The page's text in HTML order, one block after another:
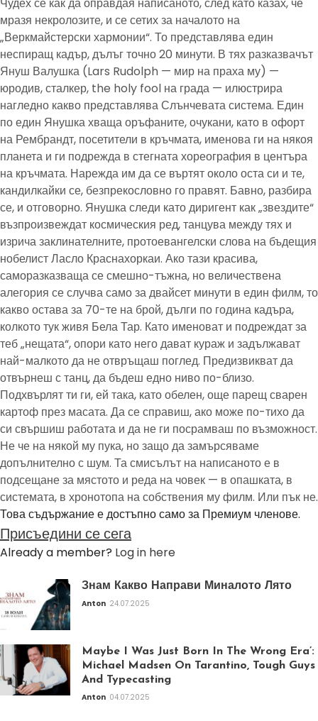
мразя некролозите, и се сетих за началото на
„Веркмайстерски хармонии“. То представлява един
неспиращ кадър, дълъг точно 20 минути. В тях разказвачът
Януш Валушка (Lars Rudolph — мир на праха му) —
юродив, сталкер, the holy fool на града — илюстрира
нагледно какво представлява Слънчевата система. Един
по един Янушка хваща оръфаните, очукани, като в офорт
на Рембрандт, посетители в кръчмата, именова ги на някоя
планета и ги подрежда в стегната хореография в центъра
на кръчмата. Нарежда им да се въртят около оста си и те,
кандилкайки се, безпрекословно го правят. Бавно, разбира
се, и отговорно. Янушка следи като диригент как „звездите“
възпроизвеждат космическия ред, танцува между тях и
изрича заклинателните, протоевангелски слова на бъдещия
нобелист Ласло Краснахоркаи. Ако тази красива,
саморазказваща се смешно-тъжна, но величествена
алегория се случва само за двайсет минути в един филм, то
какво остава за 70-те на брой, дълги по година кадъра,
колкото тук живя Бела Тар. Като именоват и подреждат за
теб „нещата“, опори като него дават кураж и задължават
най-малкото да не отвръщаш поглед. Предизвикват да
отвърнеш с танц, да бъдеш едно ниво по-близо.
Подхвърлят ти ги, ей така, като обелен, още парещ сварен
картоф през масата. Да се справиш, ако може по-тихо да
си свършиш работата и да не ги посрамваш по възможност.
Не че на някой му пука, но защо да замърсяваме
допълнително с шум. Та смисълът на написаното е в
подсещане за мястото и реда на човек — в опашката, в
системата, в хронотопа на собствения му филм. Или пък не.
Това съдържание е достъпно само за Премиум членове.
Присъедини се сега
Already a member? Log in here
Знам Какво Направи Миналото Лято
Anton 24.07.2025
Maybe I Was Just Born In The Wrong Era’:
Michael Madsen On Tarantino, Tough Guys
And Typecasting
Anton 04.07.2025